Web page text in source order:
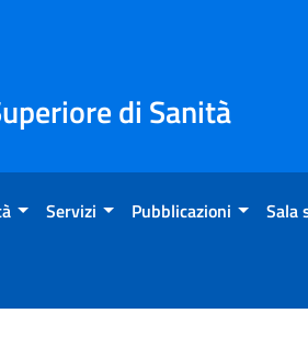
di Sanità
Servizi Pubblicazioni Sala